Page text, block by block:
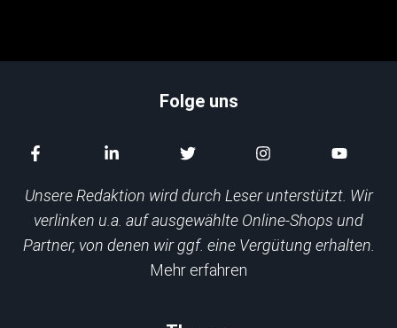
Folge uns
Unsere Redaktion wird durch Leser unterstützt. Wir
verlinken u.a. auf ausgewählte Online-Shops und
Partner, von denen wir ggf. eine Vergütung erhalten.
Mehr erfahren